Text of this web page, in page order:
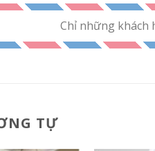
Chỉ những khách
TỰ